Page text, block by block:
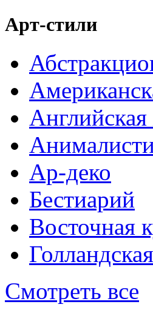
Арт-стили
Ар-деко
Бестиарий
Восточная
Смотреть все